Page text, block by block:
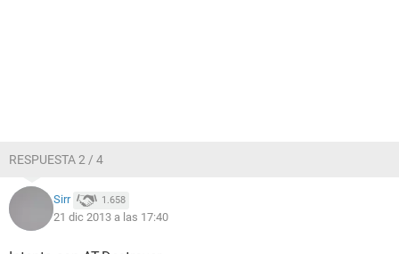
RESPUESTA 2 / 4
Sirr 1.658
21 dic 2013 a las 17:40